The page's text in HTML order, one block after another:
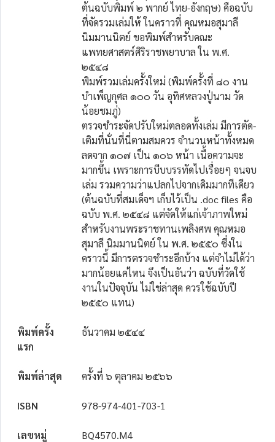
ต้นฉบับพิมพ์ ๒ พากย์ ไทย-อังกฤษ) คือฉบับ
ที่จัดรวมเล่มให้ ในคราวที่ คุณหมอสุมาลี
นิมมานนิตย์ ขอพิมพ์สำหรับคณะ
แพทยศาสตร์ศิริราชพยาบาล ใน พ.ศ.
๒๕๔๘
พิมพ์รวมเล่มครั้งใหม่ (พิมพ์ครั้งที่ ๘๐ งาน
บำเพ็ญกุศล ๑๐๐ วัน อุทิศหลวงปู่นาม วัด
น้อยชมภู่)
ตรวจชำระจัดปรับใหม่ตลอดทั้งเล่ม มีการตัด-
เติมที่นั่นที่นี่ตามสมควร จำนวนหน้าทั้งหมด
ลดจาก ๑๐๗ เป็น ๑๐๖ หน้า เนื้อความจะ
มากขึ้น เพราะการบีบบรรทัดไปเรื่อยๆ จนจบ
เล่ม รวมความว่าแปลกไปจากเดิมมากทีเดียว
(ต้นฉบับที่สมเด็จฯ เก็บไว้เป็น .doc files คือ
ฉบับ พ.ศ. ๒๕๔๘ แต่จัดให้แก่เจ้าภาพใหม่
สำหรับงานพระราชทานเพลิงศพ คุณหมอ
สุมาลี นิมมานนิตย์ ใน พ.ศ. ๒๕๕๐ ซึ่งใน
คราวนี้ มีการตรวจชำระอีกบ้าง แต่จำไม่ได้ว่า
มากน้อยแค่ไหน จึงเป็นอันว่า ฉบับที่วัดใช้
งานในปัจจุบัน ไม่ใช่ล่าสุด ควรใช้ฉบับปี
๒๕๕๐ แทน)
พิมพ์ครั้ง
แรก
ธันวาคม ๒๕๔๔
พิมพ์ล่าสุด ครั้งที่ ๖ ตุลาคม ๒๕๖๖
ISBN 978-974-401-703-1
เลขหมู่ BQ4570.M4